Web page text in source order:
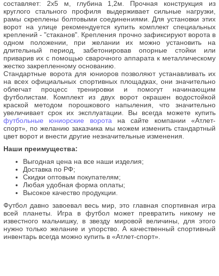
составляет: 2х5 м, глубина 1,2м. Прочная конструкция из
круглого стального профиля выдерживает сильные нагрузки,
рамы скреплены болтовыми соединениями. Для установки этих
ворот на улице рекомендуется купить комплект специальных
креплений - "стаканов". Крепления прочно зафиксируют ворота в
одном положении, при желании их можно установить на
длительный период, забетонировав опорные стойки или
приварив их с помощью сварочного аппарата к металлическому
жестко закрепленному основанию.
Стандартные ворота для юниоров позволяют устанавливать их
на всех официальных спортивных площадках, они значительно
облегчат процесс тренировки и помогут начинающим
футболистам. Комплект из двух ворот окрашен водостойкой
краской методом порошкового напыления, что значительно
увеличивает срок их эксплуатации. Вы всегда можете купить
футбольные юниорские ворота на сайте компании «Атлет-
спорт», по желанию заказчика мы можем изменить стандартный
цвет ворот и внести другие незначительные изменения.
Наши преимущества:
Выгодная цена на все наши изделия;
Доставка по РФ;
Скидки оптовым покупателям;
Любая удобная форма оплаты;
Высокое качество продукции.
Футбол давно завоевал весь мир, это главная спортивная игра
всей планеты. Игра в футбол может превратить никому не
известного мальчишку, в звезду мировой величины, для этого
нужно только желание и упорство. А качественный спортивный
инвентарь всегда можно купить в «Атлет-спорт».